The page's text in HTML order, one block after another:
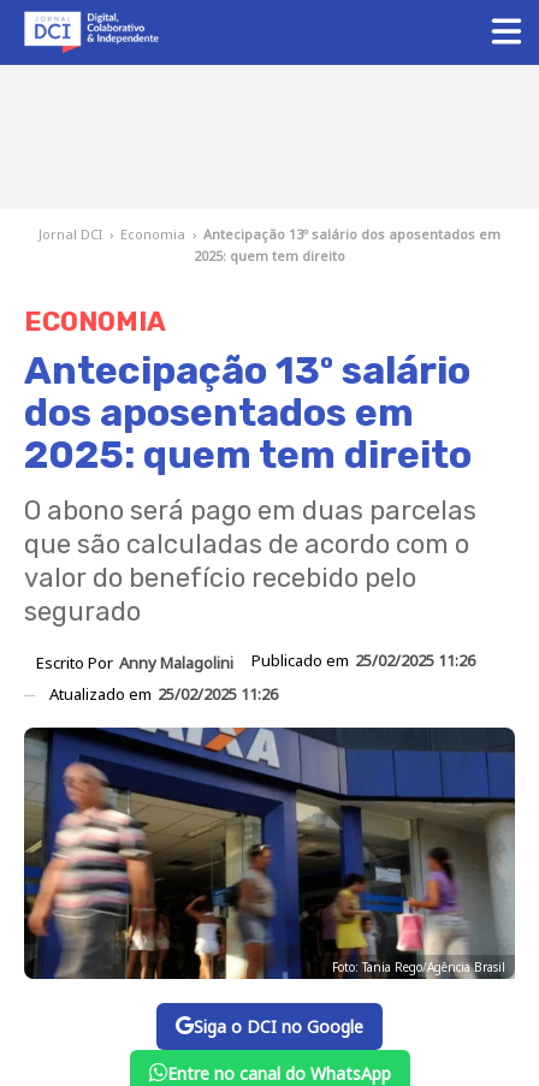
Jornal DCI › Economia › Antecipação 13º salário dos aposentados em
2025: quem tem direito
ECONOMIA
Antecipação 13º salário
dos aposentados em
2025: quem tem direito
O abono será pago em duas parcelas
que são calculadas de acordo com o
valor do benefício recebido pelo
segurado
Escrito Por Anny Malagolini Publicado em 25/02/2025 11:26
Atualizado em 25/02/2025 11:26
Foto: Tania Rego/Agência Brasil
Siga o DCI no Google
Entre no canal do WhatsApp